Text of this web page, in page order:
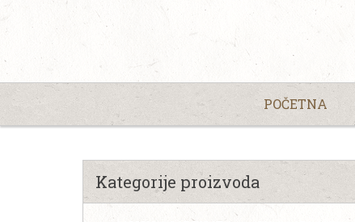
POČETNA
Kategorije proizvoda